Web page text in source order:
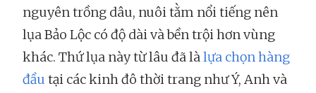
nguyên trồng dâu, nuôi tằm nổi tiếng nên
lụa Bảo Lộc có độ dài và bền trội hơn vùng
khác. Thứ lụa này từ lâu đã làlựa chọn hàng
đầu tại các kinh đô thời trang như Ý, Anh và